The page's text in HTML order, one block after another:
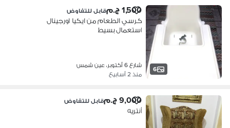
6
1,500 ج.م قابل للتفاوض
كرسي الطعام من ايكيا اورجينال
استعمال بسيط
شارع 6 أكتوبر، عين شمس
منذ 2 أسابيع
9,000 ج.م قابل للتفاوض
أنتريه